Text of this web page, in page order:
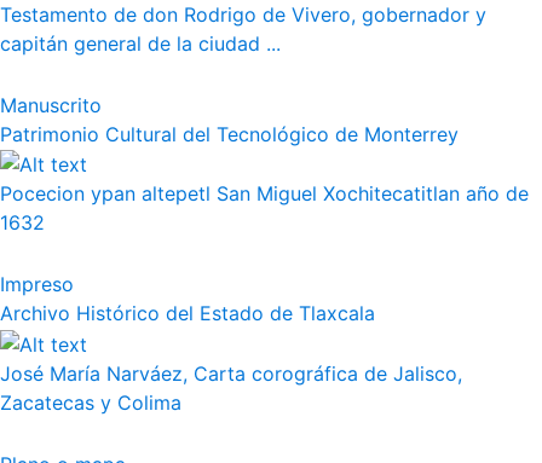
Testamento de don Rodrigo de Vivero, gobernador y
capitán general de la ciudad ...
Manuscrito
Patrimonio Cultural del Tecnológico de Monterrey
Pocecion ypan altepetl San Miguel Xochitecatitlan año de
1632
Impreso
Archivo Histórico del Estado de Tlaxcala
José María Narváez, Carta corográfica de Jalisco,
Zacatecas y Colima